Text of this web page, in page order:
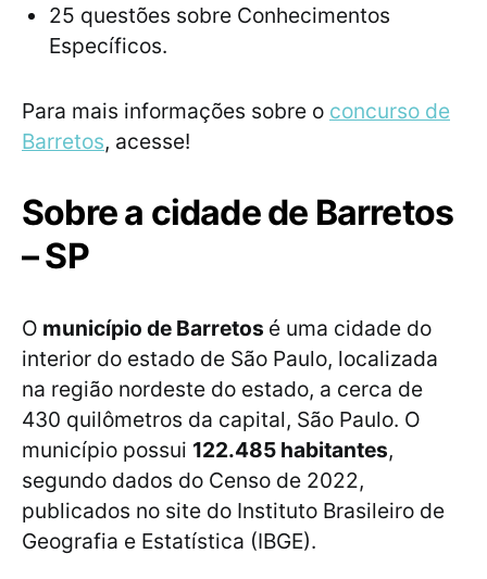
25 questões sobre Conhecimentos
Específicos.
Para mais informações sobre o concurso de
Barretos, acesse!
Sobre a cidade de Barretos
– SP
O município de Barretos é uma cidade do
interior do estado de São Paulo, localizada
na região nordeste do estado, a cerca de
430 quilômetros da capital, São Paulo. O
município possui 122.485 habitantes,
segundo dados do Censo de 2022,
publicados no site do Instituto Brasileiro de
Geografia e Estatística (IBGE).